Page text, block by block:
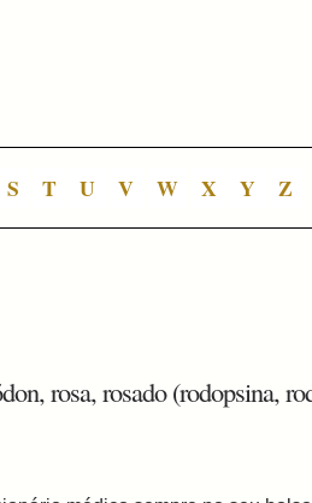
S T U V W X Y Z
rosa, rosado (rodopsina,